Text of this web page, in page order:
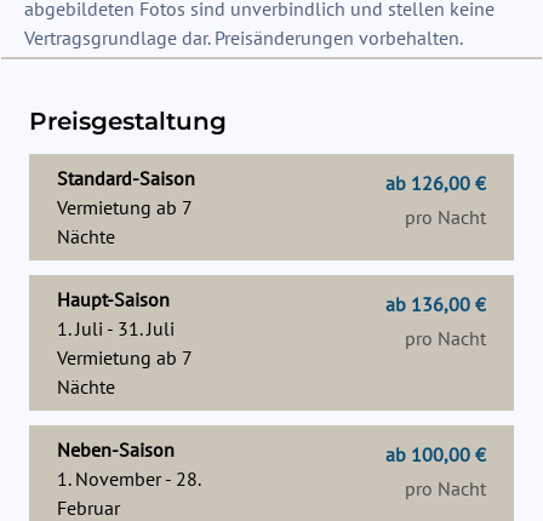
abgebildeten Fotos sind unverbindlich und stellen keine
Preisgestaltung
Standard-Saison
Vermietung ab 7
Nächte
ab 126,00 €
pro Nacht
Haupt-Saison
1. Juli - 31. Juli
Vermietung ab 7
Nächte
ab 136,00 €
pro Nacht
Neben-Saison
1. November - 28.
Februar
ab 100,00 €
pro Nacht